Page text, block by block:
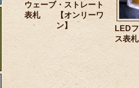
ウェーブ・ストレート
表札 【オンリーワ
ン】
LED
ス表